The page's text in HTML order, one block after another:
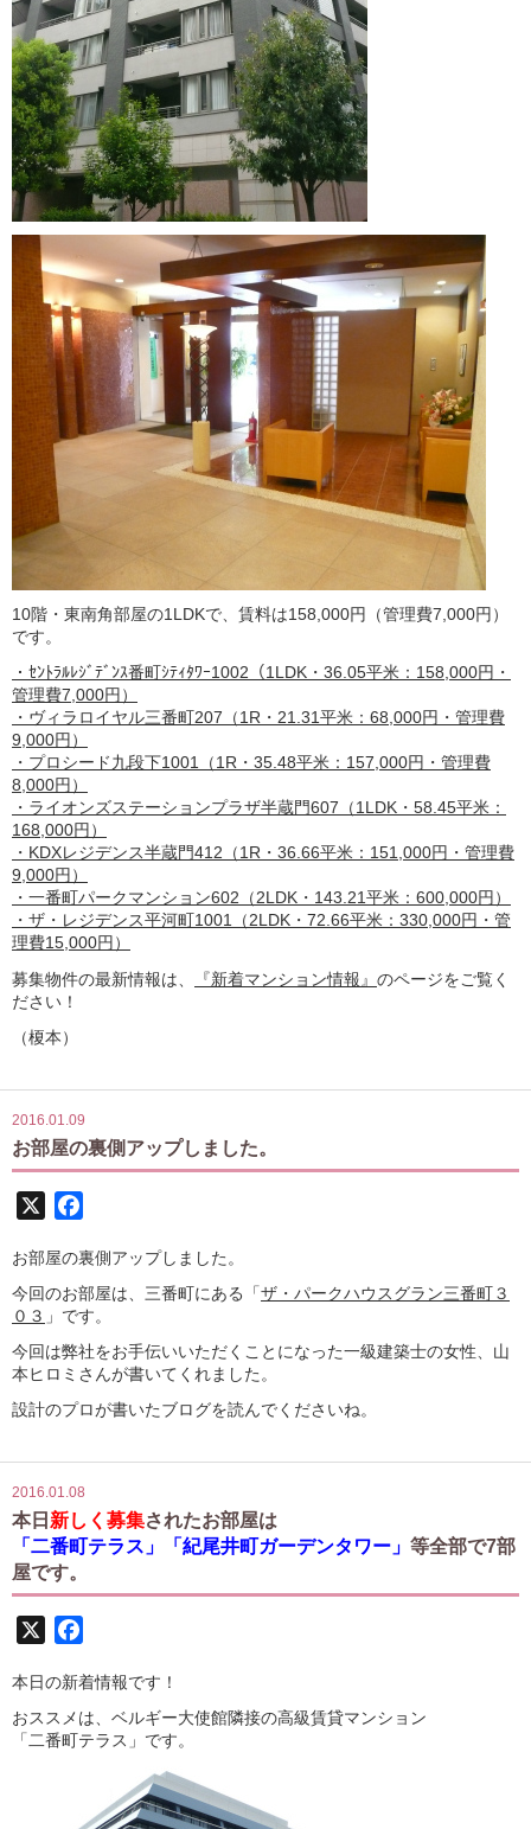
10階・東南角部屋の1LDKで、賃料は158,000円（管理費7,000円）
です。
・ｾﾝﾄﾗﾙﾚｼﾞﾃﾞﾝｽ番町ｼﾃｨﾀﾜｰ1002（1LDK・36.05平米：158,000円・
管理費7,000円）
・ヴィラロイヤル三番町207（1R・21.31平米：68,000円・管理費
9,000円）
・プロシード九段下1001（1R・35.48平米：157,000円・管理費
8,000円）
・ライオンズステーションプラザ半蔵門607（1LDK・58.45平米：
168,000円）
・KDXレジデンス半蔵門412（1R・36.66平米：151,000円・管理費
9,000円）
・一番町パークマンション602（2LDK・143.21平米：600,000円）
・ザ・レジデンス平河町1001（2LDK・72.66平米：330,000円・管
理費15,000円）
募集物件の最新情報は、
『新着マンション情報』 のページをご覧く
ださい！
（榎本）
2016.01.09
お部屋の裏側アップしました。
お部屋の裏側アップしました。
今回のお部屋は、三番町にある「ザ・パークハウスグラン三番町３
０３ 」です。
今回は弊社をお手伝いいただくことになった一級建築士の女性、山
本ヒロミさんが書いてくれました。
設計のプロが書いたブログを読んでくださいね。
2016.01.08
本日 新しく募集されたお部屋は
「二番町テラス」「紀尾井町ガーデンタワー」 等全部で7部
屋です。
本日の新着情報です！
おススメは、ベルギー大使館隣接の高級賃貸マンション
「二番町テラス」です。